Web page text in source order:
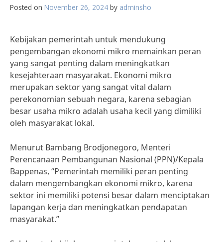
Posted on November 26, 2024 by adminsho
Kebijakan pemerintah untuk mendukung
pengembangan ekonomi mikro memainkan peran
yang sangat penting dalam meningkatkan
kesejahteraan masyarakat. Ekonomi mikro
merupakan sektor yang sangat vital dalam
perekonomian sebuah negara, karena sebagian
besar usaha mikro adalah usaha kecil yang dimiliki
oleh masyarakat lokal.
Menurut Bambang Brodjonegoro, Menteri
Perencanaan Pembangunan Nasional (PPN)/Kepala
Bappenas, “Pemerintah memiliki peran penting
dalam mengembangkan ekonomi mikro, karena
sektor ini memiliki potensi besar dalam menciptakan
lapangan kerja dan meningkatkan pendapatan
masyarakat.”